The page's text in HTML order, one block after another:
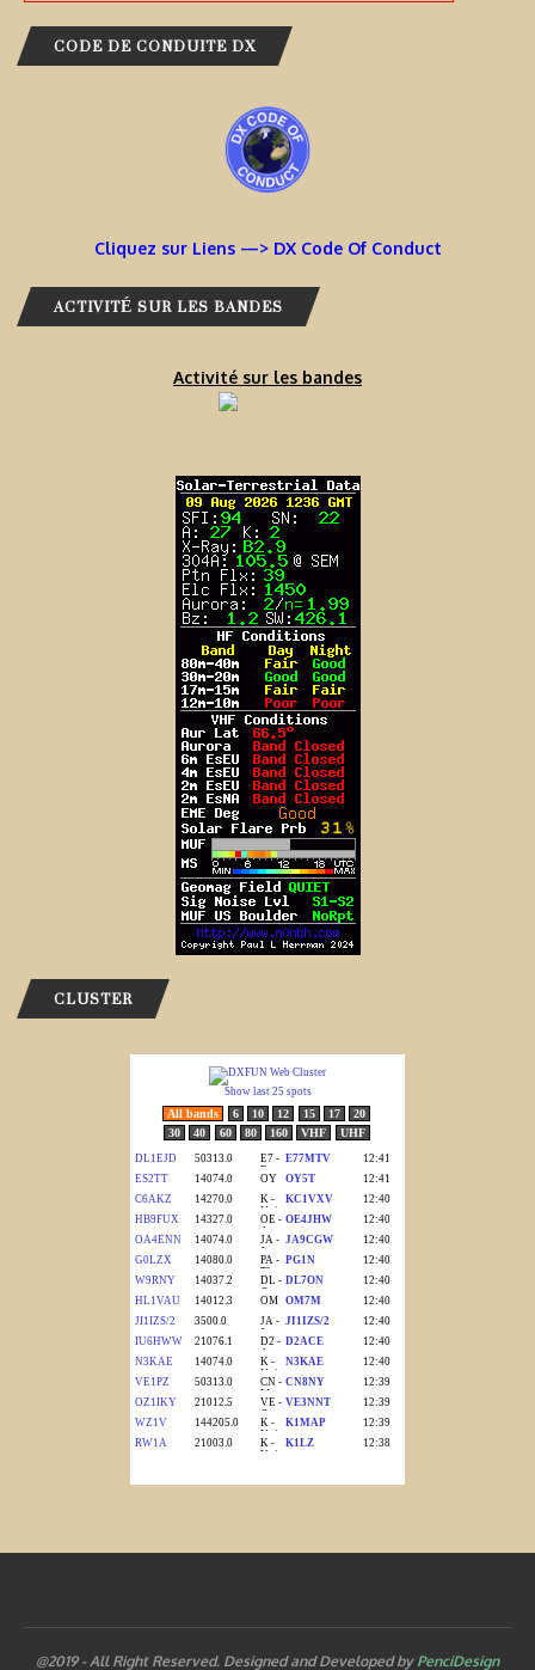
CODE DE CONDUITE DX
Cliquez sur Liens —> DX Code Of Conduct
ACTIVITÉ SUR LES BANDES
Activité sur les bandes
CLUSTER
@2019 - All Right Reserved. Designed and Developed by PenciDesign